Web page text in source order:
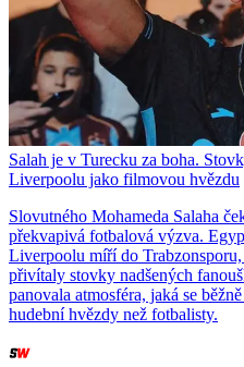
Salah je v Turecku za boha.
Liverpoolu jako filmovou hvězdu
Slovutného Mohameda Salaha
překvapivá fotbalová výzva.
Liverpoolu míří do
přivítaly stovky nadšených
panovala atmosféra, jaká se
hudební hvězdy než fotbalisty.